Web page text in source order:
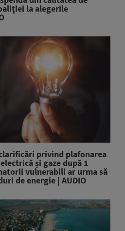
la alegerile
privind plafonarea
și gaze după 1
vulnerabili ar urma să
de energie | AUDIO